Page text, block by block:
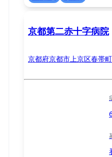
京都第二赤十字病院
京都府京都市上京区春帯